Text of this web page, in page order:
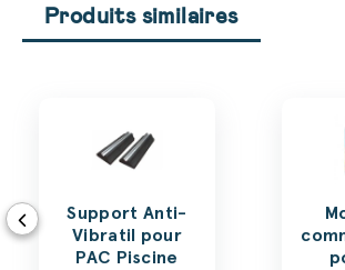
Produits similaires
Support Anti-
Vibratil pour
PAC Piscine